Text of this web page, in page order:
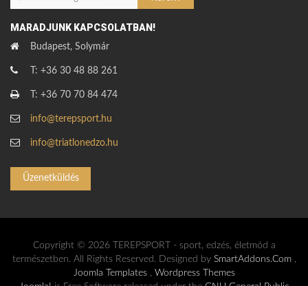
MARADJUNK KAPCSOLATBAN!
Budapest, Solymár
T: +36 30 48 88 261
T: +36 70 70 84 474
info@terepsport.hu
info@triatlonedzo.hu
Üzenetküldés
Copyright © 2026 TEREPSPORT - sport, edzés, életmód a
természetben. All Rights Reserved. Designed by SmartAddons.Com,
Joomla Templates, Wordpress Themes